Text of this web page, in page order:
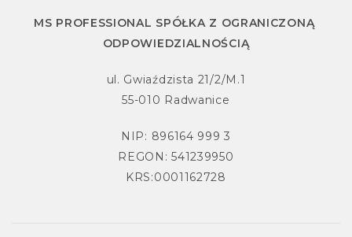
MS PROFESSIONAL SPÓŁKA Z OGRANICZONĄ
ODPOWIEDZIALNOŚCIĄ
ul. Gwiaździsta 21/2/M.1
55-010 Radwanice
NIP: 896164 999 3
REGON: 541239950
KRS:0001162728